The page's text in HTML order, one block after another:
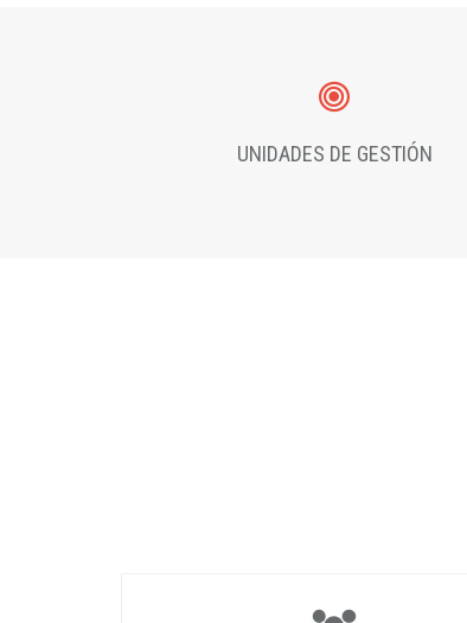
UNIDADES DE GESTIÓN